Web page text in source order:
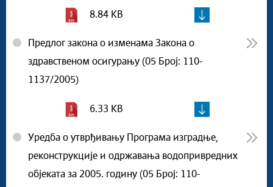
8.84 KB
Предлог закона о изменама Закона о
здравственом осигурању (05 Број: 110-
1137/2005)
6.33 KB
Уредба о утврђивању Програма изградње,
реконструкције и одржавања водопривредних
објеката за 2005. годину (05 Број: 110-